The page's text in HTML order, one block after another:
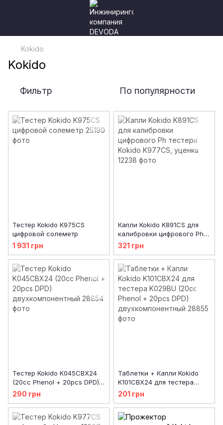
Kokido
Kokido
Фильтр По популярности
Тестер Kokido K975CS
цифровой солеметр
1 931 грн
Капли Kokido K891CS для
калибровки цифрового Ph
тестера Kokido K977CS,
уценка
321 грн
Тестер Kokido K045CBX24
(20cc Phenol + 20pcs DPD)
двухкомпонентный
290 грн
Таблетки + Капли Kokido
K101CBX24 для тестера
K029BU (20cc Phenol +
20pcs DPD)
двухкомпонентный
201 грн